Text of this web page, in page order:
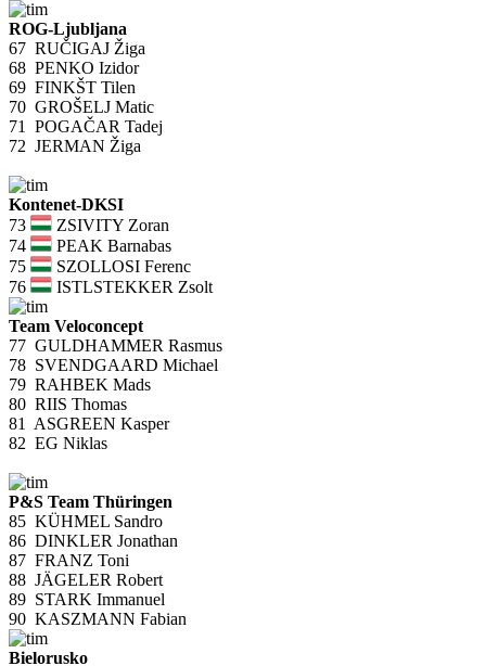
ROG-Ljubljana
67 RUČIGAJ Žiga
68 PENKO Izidor
69 FINKŠT Tilen
70 GROŠELJ Matic
71
POGAČAR Tadej
72 JERMAN Žiga
Kontenet-DKSI
73
ZSIVITY Zoran
74
PEAK Barnabas
75
SZOLLOSI Ferenc
76
ISTLSTEKKER Zsolt
Team Veloconcept
77 GULDHAMMER Rasmus
78 SVENDGAARD Michael
79 RAHBEK Mads
80 RIIS Thomas
81
ASGREEN Kasper
82 EG Niklas
P&S Team Thüringen
85 KÜHMEL Sandro
86 DINKLER Jonathan
87 FRANZ Toni
88 JÄGELER Robert
89 STARK Immanuel
90 KASZMANN Fabian
Bielorusko